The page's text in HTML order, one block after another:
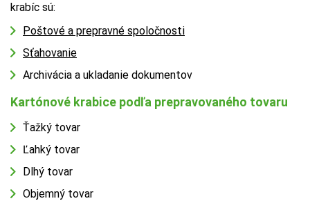
krabíc sú:
Poštové a prepravné spoločnosti
Sťahovanie
Archivácia a ukladanie dokumentov
Kartónové krabice podľa prepravovaného tovaru
Ťažký tovar
Ľahký tovar
Dlhý tovar
Objemný tovar